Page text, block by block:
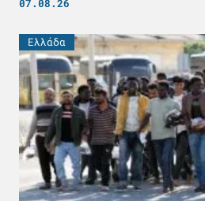
07.08.26
Ελλάδα